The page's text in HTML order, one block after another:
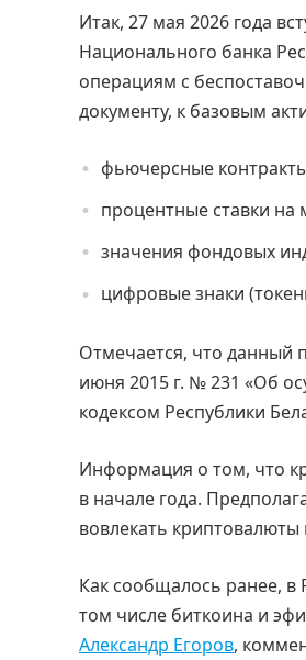
Итак, 27 мая 2026 года
Национального банка
операциям с
документу, к базовым
фьючерсные
процентные ставки
значения фондовых
цифровые знаки
Отмечается, что данный
июня 2015 г. № 231 «Об
кодексом Республики
Информация о том, что
в начале года.
вовлекать
Как сообщалось ранее, в
том числе биткоина и
Александр Егоров,